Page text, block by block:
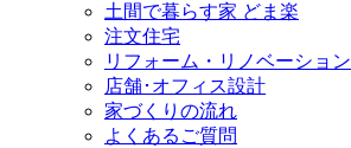
土間で暮らす家 どま楽
注文住宅
リフォーム・リノベーション
店舗･オフィス設計
家づくりの流れ
よくあるご質問